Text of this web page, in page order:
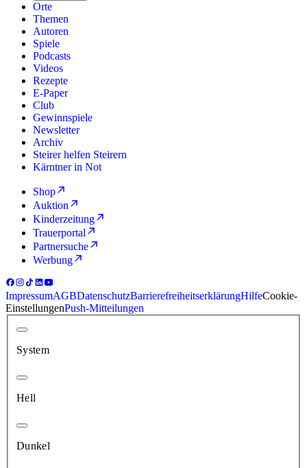
Orte
Themen
Autoren
Spiele
Podcasts
Videos
Rezepte
E-Paper
Club
Gewinnspiele
Newsletter
Archiv
Steirer helfen Steirern
Kärntner in Not
Shop
Auktion
Kinderzeitung
Trauerportal
Partnersuche
Werbung
ImpressumAGBDatenschutzBarrierefreiheitserklärungHilfeCookie-
EinstellungenPush-Mitteilungen
System
Hell
Dunkel